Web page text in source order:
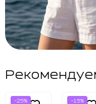
-25%
-15%